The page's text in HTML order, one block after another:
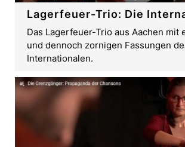
Lagerfeuer-Trio: Die
Das Lagerfeuer-Trio aus Aachen mit
und dennoch zornigen Fassungen
Internationalen.